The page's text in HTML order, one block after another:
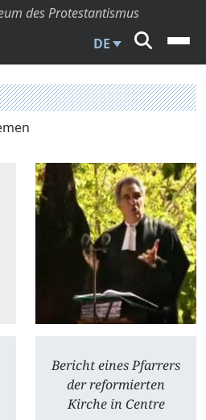
des Protestantismus
DE
Bericht eines Pfarrers
der reformierten
Kirche in Centre